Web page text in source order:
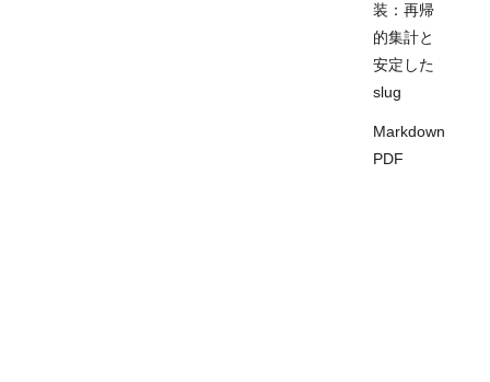
装：再帰
的集計と
安定した
slug
Markdown
PDF